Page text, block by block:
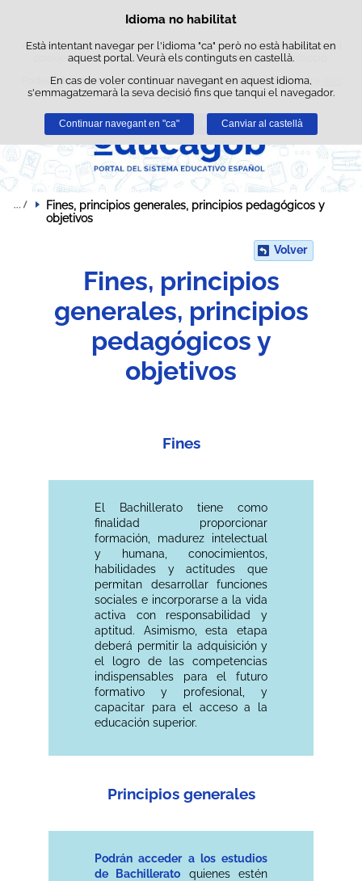
Política de cookies
Aquest lloc web utilitza cookies pròpies per facilitar la navegació i
cookies de tercers per obtenir estadístiques d'ús i satisfacció.
Podeu obtenir més informació a l'apartat "Cookies" del nostre
legal .
Acceptar Rebutjar
Idioma no habilitat
Està intentant navegar per l'idioma "ca" però no està habilitat en
aquest portal. Veurà els continguts en castellà.
En cas de voler continuar navegant en aquest idioma,
s'emmagatzemarà la seva decisió fins que tanqui el navegador.
Continuar navegant en "ca" Canviar al castellà
Passar al contingut
Fines, principios generales, principios pedagógicos y
objetivos
Volver
Fines, principios
generales, principios
pedagógicos y
objetivos
Fines
El Bachillerato tiene como
finalidad proporcionar
formación, madurez intelectual
y humana, conocimientos,
habilidades y actitudes que
permitan desarrollar funciones
sociales e incorporarse a la vida
activa con responsabilidad y
aptitud. Asimismo, esta etapa
deberá permitir la adquisición y
el logro de las competencias
indispensables para el futuro
formativo y profesional, y
capacitar para el acceso a la
educación superior.
Principios generales
Podrán acceder a los estudios
de Bachillerato quienes estén